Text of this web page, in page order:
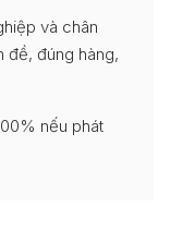
và chân
đề, đúng hàng,
nếu phát